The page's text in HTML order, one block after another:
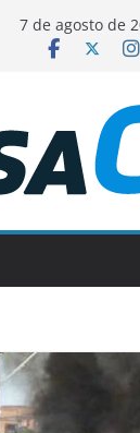
7 de agosto de